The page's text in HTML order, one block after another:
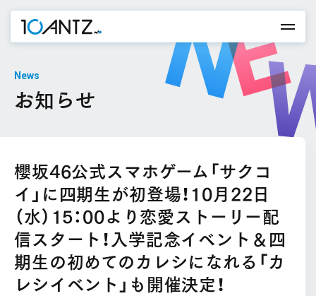
News
お知らせ
櫻坂46公式スマホゲーム「サクコ
イ」に四期生が初登場！10月22日
（水）15：00より恋愛ストーリー配
信スタート！入学記念イベント＆四
期生の初めてのカレシになれる「カ
レシイベント」も開催決定！